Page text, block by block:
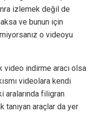
izlemek değil de
ve bunun için
o videoyu
video indirme aracı olsa
videolara kendi
aralarında filigran
tanıyan araçlar da yer